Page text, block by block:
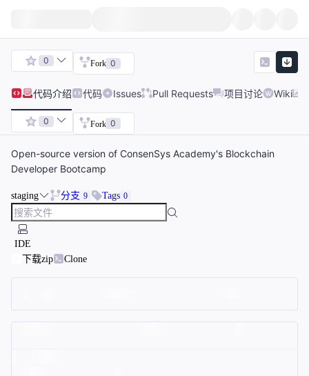
0 Fork 0
代码介绍 代码 Issues Pull Requests 项目讨论 Wiki
0 Fork 0
Open-source version of ConsenSys Academy's Blockchain
Developer Bootcamp
staging 分支 9 Tags 0
IDE
下载zip
Clone